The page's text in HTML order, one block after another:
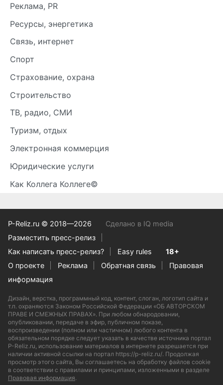
Реклама, PR
Ресурсы, энергетика
Связь, интернет
Спорт
Страхование, охрана
Строительство
ТВ, радио, СМИ
Туризм, отдых
Электронная коммерция
Юридические услуги
Как Коллега Коллеге©
P-Reliz.ru © 2018—2026
Сделано в IQ media
Разместить пресс-релиз
Как написать пресс-релиз?
Easy rules
18+
О проекте
Реклама Обратная связь
Правовая
информация
Дизайн, верстка, программный код, контент, слоган, логотип сайта и
т.п. охраняются Законом Российской Федерации «ОБ АВТОРСКОМ
ПРАВЕ И СМЕЖНЫХ ПРАВАХ». При любом обнародовании,
опубликовании, передаче в эфир, публичном показе,
воспроизведении (полном или частичном) любого контента в
обязательном порядке следует указать в качестве источника портал
P-Reliz.ru, использование материалов в интернете разрешается при
наличии активной ссылки на портал https://p-reliz.ru/. Продолжая
просмотр этого сайта, Вы соглашаетесь на обработку файлов cookie
в соответствии с правилами и принципами, изложенными в разделе
Правовая информация.